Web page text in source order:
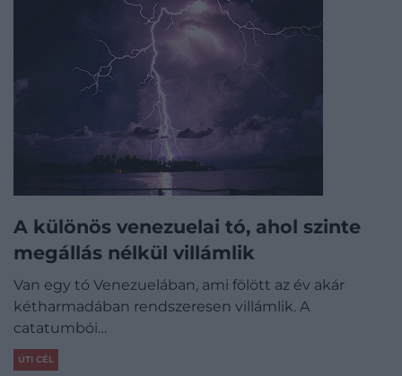
A különös venezuelai tó, ahol szinte
megállás nélkül villámlik
Van egy tó Venezuelában, ami fölött az év akár
kétharmadában rendszeresen villámlik. A
catatumbói…
ÚTI CÉL